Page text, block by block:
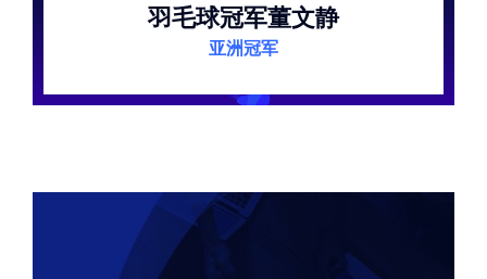
羽毛球冠军董文静
亚洲冠军